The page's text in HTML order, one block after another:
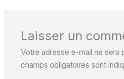
Laisser un
Votre adresse e-mail ne sera
champs obligatoires sont